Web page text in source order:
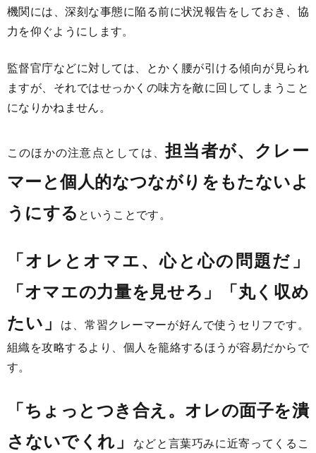
機関には、深刻な事態に陥る前に状況報告をしておき、協
力を仰ぐようにします。
監督官庁などに対しては、とかく腰が引ける傾向が見られ
ますが、それではせっかくの味方を敵に回してしまうこと
になりかねません。
このほかの注意点としては、担当者が、クレー
マーと個人的なつながりをもたないよ
うにする ということです。
「オレとオマエ、心と心の問題だ」
「オマエの力量を見せろ」「丸く収め
たい」
は、常習クレーマーが好んで使うセリフです。
組織を攻略するより、個人を籠絡するほうが容易だからで
す。
「ちょっとつき合え。オレの面子を潰
さないでくれ」
などと言葉巧みに近寄ってくるこ